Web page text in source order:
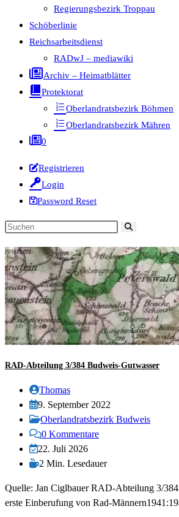
Regierungsbezirk Troppau
Schöberlinie
Reichsarbeitsdienst
RADwJ – mediawiki
Archiv – Heimatblätter
Protektorat
Oberlandratsbezirk Böhmen
Oberlandratsbezirk Mähren
0
Registrieren
Login
Password Reset
Diese
durchsuchen
RAD-Abteilung 3/384 Budweis-Gutwasser
Beitrags-
Autor:
Thomas
Beitrag
veröffentlicht:
9. September 2022
Beitrags-
Kategorie:
Oberlandratsbezirk Budweis
Beitrags-
Kommentare:
0 Kommentare
Beitrag
zuletzt
am:
22. Juli 2026
Lesedauer:
2 Min. Lesedauer
Quelle: Jan Ciglbauer RAD-Abteilung 3/
erste Einberufung von Rad-